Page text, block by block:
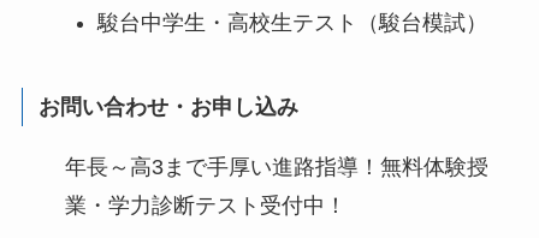
駿台中学生・高校生テスト（駿台模試）
お問い合わせ・お申し込み
年長～高3まで手厚い進路指導！無料体験授
業・学力診断テスト受付中！